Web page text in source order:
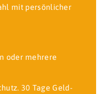
mit persönlicher
oder mehrere
30 Tage Geld-